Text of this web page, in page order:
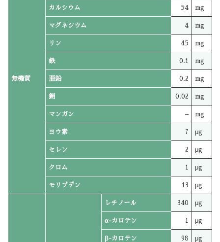
無機質
カルシウム 54 mg
マグネシウム 4 mg
リン 45 mg
鉄 0.1 mg
亜鉛 0.2 mg
銅 0.02 mg
マンガン – mg
ヨウ素 7 μg
セレン 2 μg
クロム 1 μg
モリブデン 13 μg
レチノール 340 μg
α-カロテン 1 μg
β-カロテン 98 μg